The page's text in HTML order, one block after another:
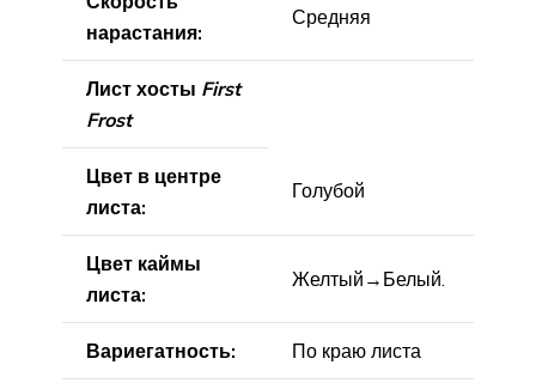
нарастания:
Средняя
Лист хосты First
Frost
Цвет в центре
листа:
Голубой
Цвет каймы
листа:
Желтый→Белый.
Вариегатность: По краю листа